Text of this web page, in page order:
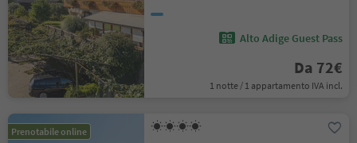
Alto Adige Guest Pass
Da 72€
1 notte / 1 appartamento IVA incl.
Prenotabile online